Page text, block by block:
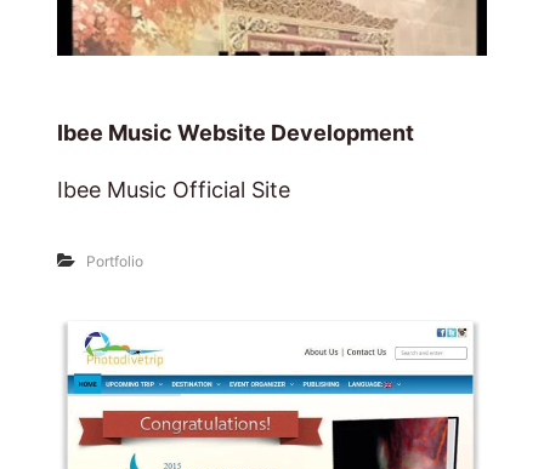
Ibee Music Website Development
Ibee Music Official Site
Portfolio